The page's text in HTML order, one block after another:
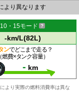
より異なります
10・15モード
-km/L(82L)
ンでどこまで走る？
（燃費×タンク容量）
- km
より実際の燃料消費率は異な